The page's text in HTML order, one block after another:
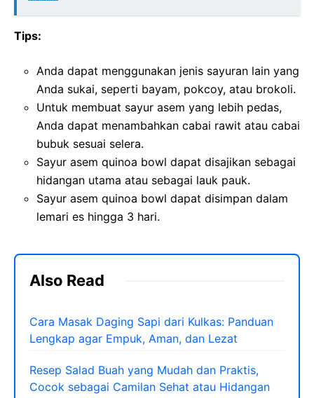
Tips:
Anda dapat menggunakan jenis sayuran lain yang
Anda sukai, seperti bayam, pokcoy, atau brokoli.
Untuk membuat sayur asem yang lebih pedas,
Anda dapat menambahkan cabai rawit atau cabai
bubuk sesuai selera.
Sayur asem quinoa bowl dapat disajikan sebagai
hidangan utama atau sebagai lauk pauk.
Sayur asem quinoa bowl dapat disimpan dalam
lemari es hingga 3 hari.
Also Read
Cara Masak Daging Sapi dari Kulkas: Panduan
Lengkap agar Empuk, Aman, dan Lezat
Resep Salad Buah yang Mudah dan Praktis,
Cocok sebagai Camilan Sehat atau Hidangan